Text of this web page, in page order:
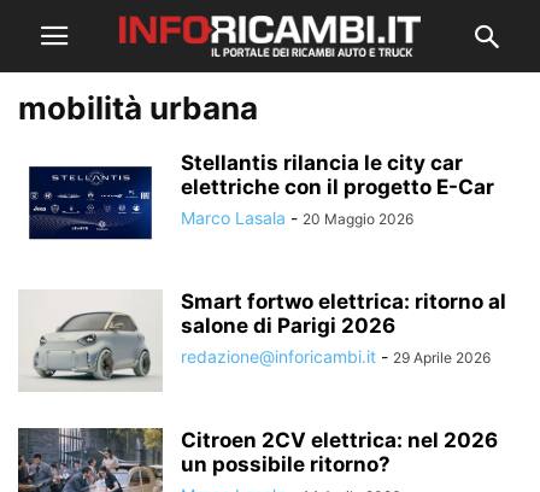
mobilità urbana
Stellantis rilancia le city car
elettriche con il progetto E-Car
Marco Lasala - 20 Maggio 2026
Smart fortwo elettrica: ritorno al
salone di Parigi 2026
redazione@inforicambi.it - 29 Aprile 2026
Citroen 2CV elettrica: nel 2026
un possibile ritorno?